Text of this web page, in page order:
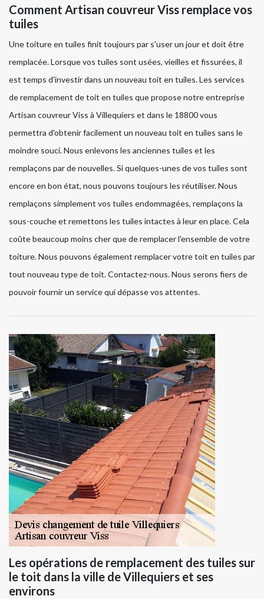
Comment Artisan couvreur Viss remplace vos
tuiles
Une toiture en tuiles finit toujours par s'user un jour et doit être
remplacée. Lorsque vos tuiles sont usées, vieilles et fissurées, il
est temps d'investir dans un nouveau toit en tuiles. Les services
de remplacement de toit en tuiles que propose notre entreprise
Artisan couvreur Viss à Villequiers et dans le 18800 vous
permettra d'obtenir facilement un nouveau toit en tuiles sans le
moindre souci. Nous enlevons les anciennes tuiles et les
remplaçons par de nouvelles. Si quelques-unes de vos tuiles sont
encore en bon état, nous pouvons toujours les réutiliser. Nous
remplaçons simplement vos tuiles endommagées, remplaçons la
sous-couche et remettons les tuiles intactes à leur en place. Cela
coûte beaucoup moins cher que de remplacer l'ensemble de votre
toiture. Nous pouvons également remplacer votre toit en tuiles par
tout nouveau type de toit. Contactez-nous. Nous serons fiers de
pouvoir fournir un service qui dépasse vos attentes.
Les opérations de remplacement des tuiles sur
le toit dans la ville de Villequiers et ses
environs